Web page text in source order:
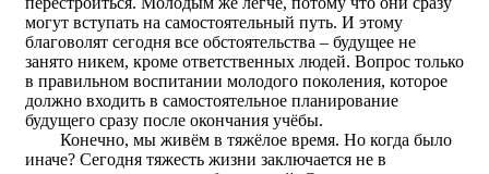
могут вступать на самостоятельный путь. И этому
благоволят сегодня все обстоятельства – будущее не
занято никем, кроме ответственных людей. Вопрос только
в правильном воспитании молодого поколения, которое
должно входить в самостоятельное планирование
будущего сразу после окончания учёбы.
Конечно, мы живём в тяжёлое время. Но когда было
иначе? Сегодня тяжесть жизни заключается не в